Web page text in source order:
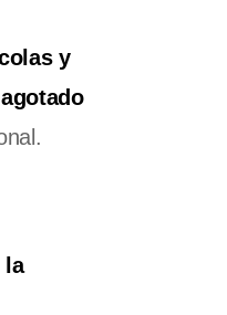
y
la